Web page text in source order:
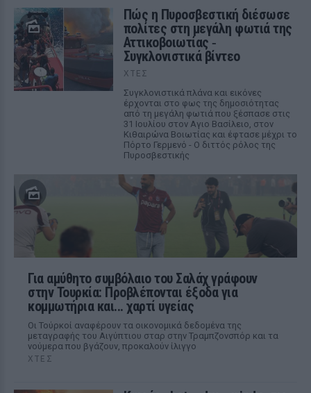
Πώς η Πυροσβεστική διέσωσε
πολίτες στη μεγάλη φωτιά της
Αττικοβοιωτίας ‑
Συγκλονιστικά βίντεο
ΧΤΕΣ
Συγκλονιστικά πλάνα και εικόνες
έρχονται στο φως της δημοσιότητας
από τη μεγάλη φωτιά που ξέσπασε στις
31 Ιουλίου στον Αγιο Βασίλειο, στον
Κιθαιρώνα Βοιωτίας και έφτασε μέχρι το
Πόρτο Γερμενό - Ο διττός ρόλος της
Πυροσβεστικής
Για αμύθητο συμβόλαιο του Σαλάχ γράφουν
στην Τουρκία: Προβλέπονται έξοδα για
κομμωτήρια και... χαρτί υγείας
Οι Τούρκοί αναφέρουν τα οικονομικά δεδομένα της
μεταγραφής του Αιγύπτιου σταρ στην Τραμπζονσπόρ και τα
νούμερα που βγάζουν, προκαλούν ίλιγγο
ΧΤΕΣ